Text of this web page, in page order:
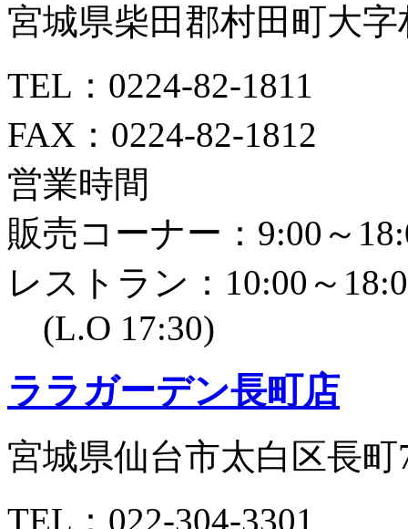
宮城県柴田郡村田町大字
TEL：0224-82-1811
FAX：0224-82-1812
営業時間
販売コーナー：9:00～
レストラン：10:00～
(L.O 17:30)
ララガーデン長町店
宮城県仙台市太白区長町
TEL：022-304-3301